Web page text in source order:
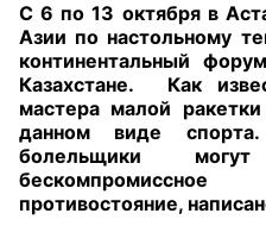
С 6 по 13 октября в
Азии по настольному
континентальный
Казахстане.
Как
мастера малой
данном виде
болельщики
противостояние,